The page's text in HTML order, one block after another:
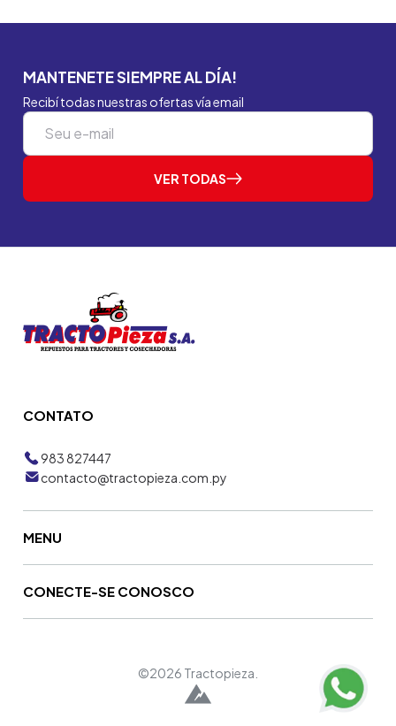
MANTENETE SIEMPRE AL DÍA!
Recibí todas nuestras ofertas vía email
VER TODAS
CONTATO
983 827447
contacto@tractopieza.com.py
MENU
CONECTE-SE CONOSCO
©2026 Tractopieza.